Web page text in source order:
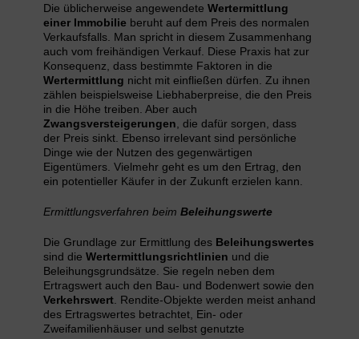
Die üblicherweise angewendete Wertermittlung
einer Immobilie beruht auf dem Preis des normalen
Verkaufsfalls. Man spricht in diesem Zusammenhang
auch vom freihändigen Verkauf. Diese Praxis hat zur
Konsequenz, dass bestimmte Faktoren in die
Wertermittlung nicht mit einfließen dürfen. Zu ihnen
zählen beispielsweise Liebhaberpreise, die den Preis
in die Höhe treiben. Aber auch
Zwangsversteigerungen , die dafür sorgen, dass
der Preis sinkt. Ebenso irrelevant sind persönliche
Dinge wie der Nutzen des gegenwärtigen
Eigentümers. Vielmehr geht es um den Ertrag, den
ein potentieller Käufer in der Zukunft erzielen kann.
Ermittlungsverfahren beim Beleihungswerte
Die Grundlage zur Ermittlung des Beleihungswertes
sind die Wertermittlungsrichtlinien und die
Beleihungsgrundsätze. Sie regeln neben dem
Ertragswert auch den Bau- und Bodenwert sowie den
Verkehrswert . Rendite-Objekte werden meist anhand
des Ertragswertes betrachtet, Ein- oder
Zweifamilienhäuser und selbst genutzte